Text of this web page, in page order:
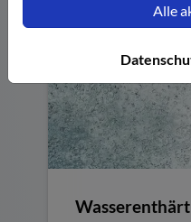
Alle